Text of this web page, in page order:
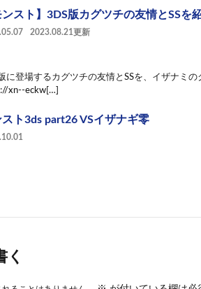
ンスト】3DS版カグツチの友情とSSを
2023.08.21更新
に登場するカグツチの友情とSSを、イザナミ
xn--eckw[…]
スト3ds part26 VSイザナギ零
く